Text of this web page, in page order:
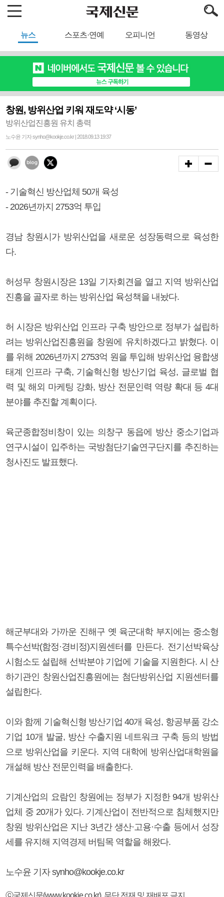
뉴스 스포츠·연예 오피니언 동영상
창원, 방위산업 키워 재도약 ‘시동’
방위산업진흥원 유치 총력
노수윤 기자 synho@kookje.co.kr | 2018.09.13 19:37
- 기술혁신 방산업체 50개 육성
- 2026년까지 2753억 투입
경남 창원시가 방위산업을 새로운 성장동력으로 육성한
다.
허성무 창원시장은 13일 기자회견을 열고 지역 방위산업
진흥을 골자로 하는 방위산업 육성책을 내놨다.
허 시장은 방위산업 인프라 구축 방안으로 정부가 설립하
려는 방위산업진흥원을 창원에 유치하겠다고 밝혔다. 이
를 위해 2026년까지 2753억 원을 투입해 방위산업 융합생
태계 인프라 구축, 기술혁신형 방산기업 육성, 글로벌 협
력 및 해외 마케팅 강화, 방산 전문인력 역량 확대 등 4대
분야를 추진할 계획이다.
육군종합정비창이 있는 의창구 동읍에 방산 중소기업과
연구시설이 입주하는 국방첨단기술연구단지를 추진하는
청사진도 발표했다.
해군부대와 가까운 진해구 옛 육군대학 부지에는 중소형
특수선박(함정·경비정)지원센터를 만든다. 전기선박육상
시험소도 설립해 선박분야 기업에 기술을 지원한다. 시 산
하기관인 창원산업진흥원에는 첨단방위산업 지원센터를
설립한다.
이와 함께 기술혁신형 방산기업 40개 육성, 항공부품 강소
기업 10개 발굴, 방산 수출지원 네트워크 구축 등의 방법
으로 방위산업을 키운다. 지역 대학에 방위산업대학원을
개설해 방산 전문인력을 배출한다.
기계산업의 요람인 창원에는 정부가 지정한 94개 방위산
업체 중 20개가 있다. 기계산업이 전반적으로 침체했지만
창원 방위산업은 지난 3년간 생산·고용·수출 등에서 성장
세를 유지해 지역경제 버팀목 역할을 해왔다.
노수윤 기자 synho@kookje.co.kr
ⓒ국제신문(www.kookje.co.kr), 무단 전재 및 재배포 금지